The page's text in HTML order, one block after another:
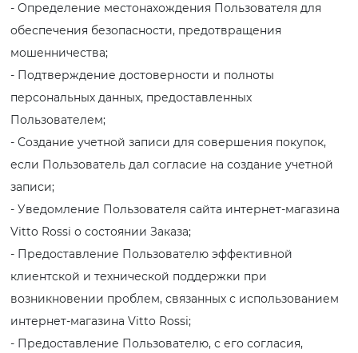
- Определение местонахождения Пользователя для
обеспечения безопасности, предотвращения
мошенничества;
- Подтверждение достоверности и полноты
персональных данных, предоставленных
Пользователем;
- Создание учетной записи для совершения покупок,
если Пользователь дал согласие на создание учетной
записи;
- Уведомление Пользователя сайта интернет-магазина
Vitto Rossi о состоянии Заказа;
- Предоставление Пользователю эффективной
клиентской и технической поддержки при
возникновении проблем, связанных с использованием
интернет-магазина Vitto Rossi;
- Предоставление Пользователю, с его согласия,